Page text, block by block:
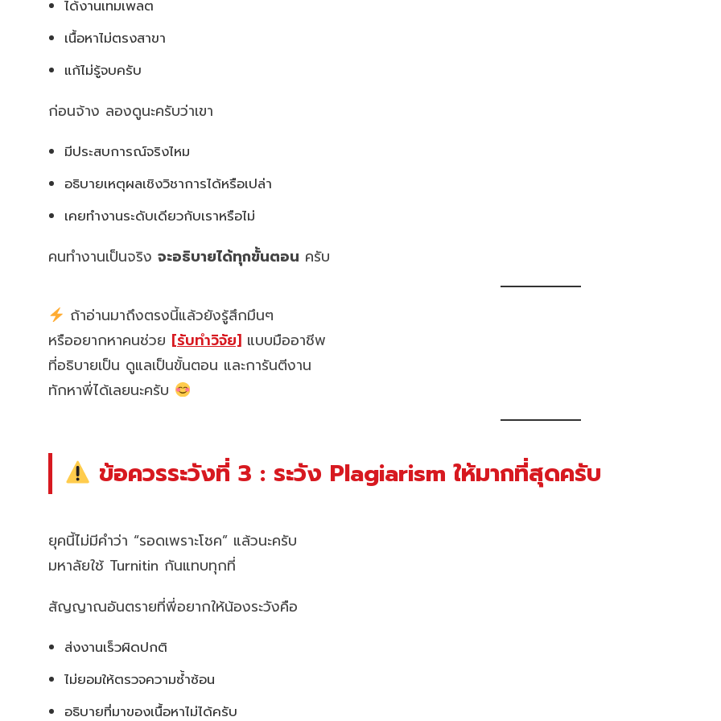
ได้งานเทมเพลต
เนื้อหาไม่ตรงสาขา
แก้ไม่รู้จบครับ
ก่อนจ้าง ลองดูนะครับว่าเขา
มีประสบการณ์จริงไหม
อธิบายเหตุผลเชิงวิชาการได้หรือเปล่า
เคยทำงานระดับเดียวกับเราหรือไม่
คนทำงานเป็นจริง จะอธิบายได้ทุกขั้นตอน ครับ
ถ้าอ่านมาถึงตรงนี้แล้วยังรู้สึกมึนๆ
หรืออยากหาคนช่วย [รับทำวิจัย] แบบมืออาชีพ
ที่อธิบายเป็น ดูแลเป็นขั้นตอน และการันตีงาน
ทักหาพี่ได้เลยนะครับ
ข้อควรระวังที่ 3 : ระวัง Plagiarism ให้มากที่สุดครับ
ยุคนี้ไม่มีคำว่า “รอดเพราะโชค” แล้วนะครับ
มหาลัยใช้ Turnitin กันแทบทุกที่
สัญญาณอันตรายที่พี่อยากให้น้องระวังคือ
ส่งงานเร็วผิดปกติ
ไม่ยอมให้ตรวจความซ้ำซ้อน
อธิบายที่มาของเนื้อหาไม่ได้ครับ